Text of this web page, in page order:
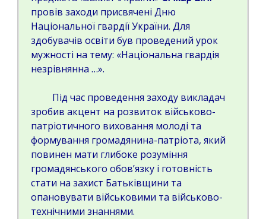
провів заходи присвячені Дню
Національної гвардії України. Для
здобувачів освіти був проведений урок
мужності на тему: «Національна гвардія
незрівнянна …».
Під час проведення заходу викладач
зробив акцент на розвиток військово-
патріотичного виховання молоді та
формування громадянина-патріота, який
повинен мати глибоке розуміння
громадянського обов’язку і готовність
стати на захист Батьківщини та
опановувати військовими та військово-
технічними знаннями.